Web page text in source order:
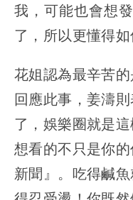
我，可能也會想
了，所以更懂得如
花姐認為最辛苦
回應此事，姜濤
了，娛樂圈就是
想看的不只是你
新聞』。吃得鹹